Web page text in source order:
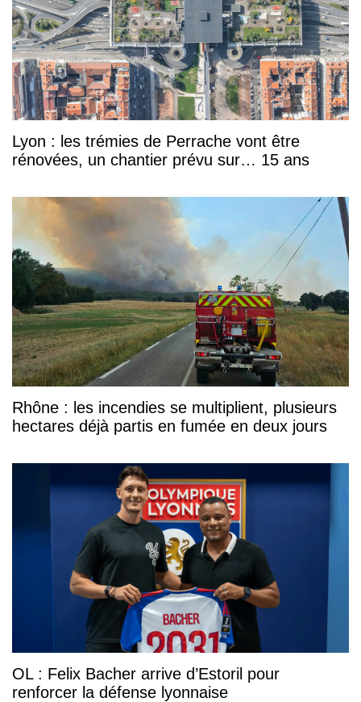
Lyon : les trémies de Perrache vont être
rénovées, un chantier prévu sur… 15 ans
Rhône : les incendies se multiplient, plusieurs
hectares déjà partis en fumée en deux jours
OL : Felix Bacher arrive d’Estoril pour
renforcer la défense lyonnaise